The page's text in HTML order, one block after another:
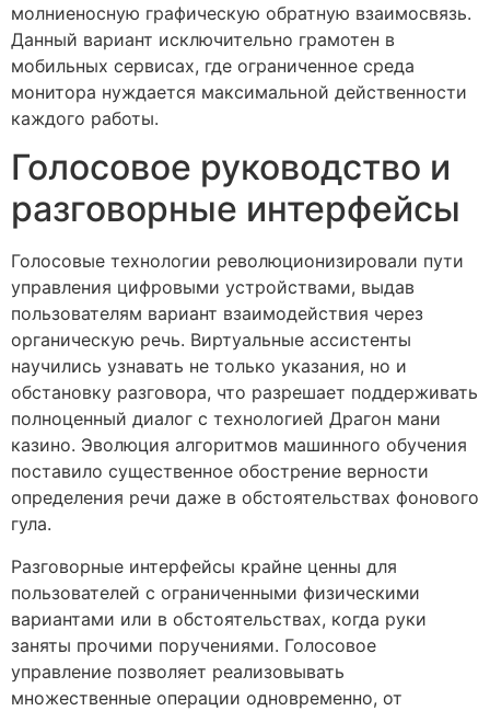
молниеносную графическую обратную взаимосвязь.
Данный вариант исключительно грамотен в
мобильных сервисах, где ограниченное среда
монитора нуждается максимальной действенности
каждого работы.
Голосовое руководство и
разговорные интерфейсы
Голосовые технологии революционизировали пути
управления цифровыми устройствами, выдав
пользователям вариант взаимодействия через
органическую речь. Виртуальные ассистенты
научились узнавать не только указания, но и
обстановку разговора, что разрешает поддерживать
полноценный диалог с технологией Драгон мани
казино. Эволюция алгоритмов машинного обучения
поставило существенное обострение верности
определения речи даже в обстоятельствах фонового
гула.
Разговорные интерфейсы крайне ценны для
пользователей с ограниченными физическими
вариантами или в обстоятельствах, когда руки
заняты прочими поручениями. Голосовое
управление позволяет реализовывать
множественные операции одновременно, от